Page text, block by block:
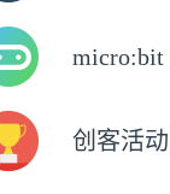
micro:bit
创客活动